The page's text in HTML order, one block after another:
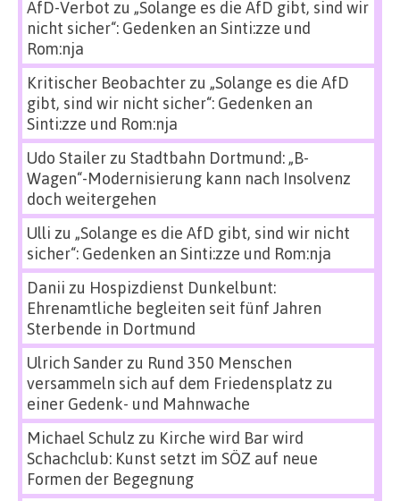
AfD-Verbot zu „Solange es die AfD gibt, sind wir
nicht sicher“: Gedenken an Sinti:zze und
Rom:nja
Kritischer Beobachterzu „Solange es die AfD
gibt, sind wir nicht sicher“: Gedenken an
Sinti:zze und Rom:nja
Udo Stailerzu Stadtbahn Dortmund: „B-
Wagen“-Modernisierung kann nach Insolvenz
doch weitergehen
Ulli zu „Solange es die AfD gibt, sind wir nicht
sicher“: Gedenken an Sinti:zze und Rom:nja
Danii zu Hospizdienst Dunkelbunt:
Ehrenamtliche begleiten seit fünf Jahren
Sterbende in Dortmund
Ulrich Sanderzu Rund 350 Menschen
versammeln sich auf dem Friedensplatz zu
einer Gedenk- und Mahnwache
Michael Schulz zu Kirche wird Bar wird
Schachclub: Kunst setzt im SÖZ auf neue
Formen der Begegnung